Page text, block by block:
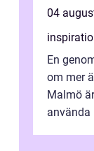
04
En
om mer
Malmö
använda